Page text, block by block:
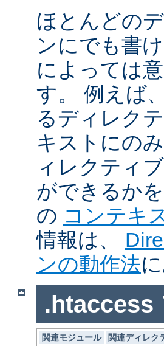
ほとんどの
ンにでも書
によっては
す。 例えば
るディレク
キストにの
ィレクティ
ができるか
の コンテキ
情報は、
ンの動作法
.htaccess
関連モジュール
関連ディレク